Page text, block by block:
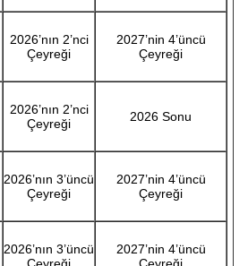
2026’nın 2’nci
Çeyreği
2027’nin 4’üncü
Çeyreği
2026’nın 2’nci
Çeyreği
2026 Sonu
2026’nın 3’üncü
Çeyreği
2027’nin 4’üncü
Çeyreği
2026’nın 3’üncü
2027’nin 4’üncü